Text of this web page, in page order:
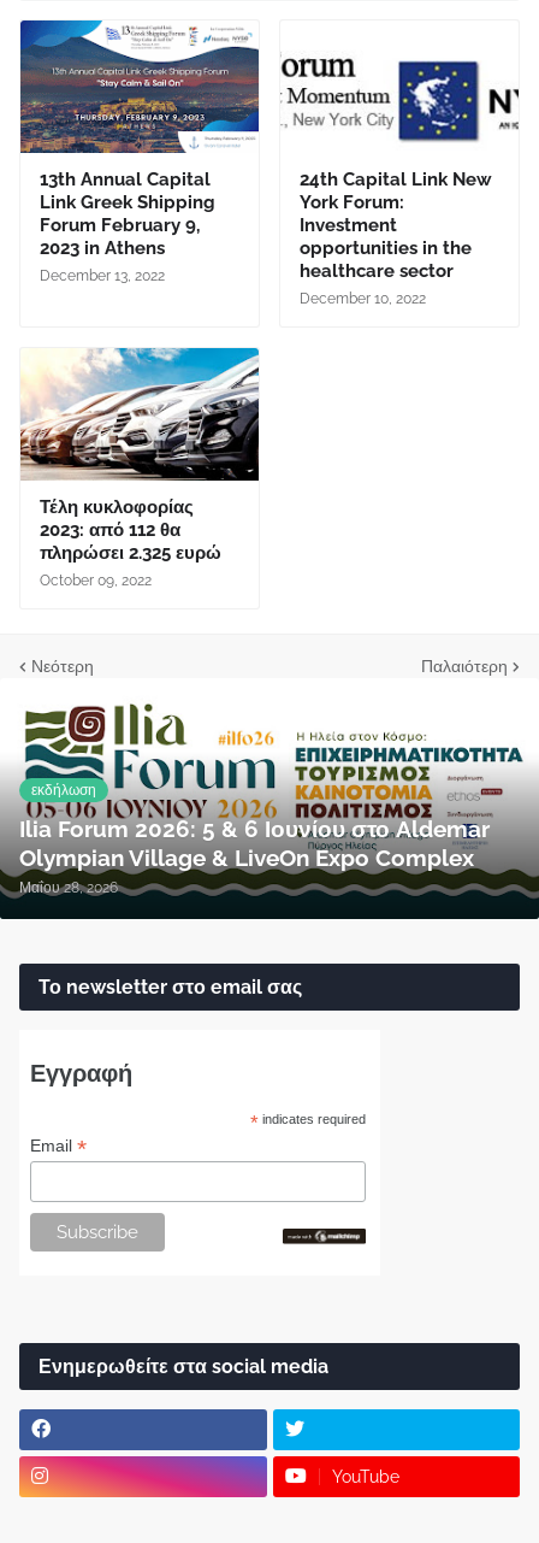
13th Annual Capital
Link Greek Shipping
Forum February 9,
2023 in Athens
December 13, 2022
24th Capital Link New
York Forum:
Investment
opportunities in the
healthcare sector
December 10, 2022
Τέλη κυκλοφορίας
2023: από 112 θα
πληρώσει 2.325 ευρώ
October 09, 2022
Νεότερη Παλαιότερη
εκδήλωση
Ilia Forum 2026: 5 & 6 Ιουνίου στο Aldemar
Olympian Village & LiveOn Expo Complex
Μαΐου 28, 2026
Το newsletter στο email σας
Εγγραφή
* indicates required
Email *
Ενημερωθείτε στα social media
YouTube